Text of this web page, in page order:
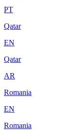
PT
Qatar
EN
Qatar
AR
Romania
EN
Romania